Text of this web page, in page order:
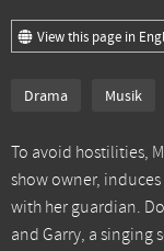
View this page in
Drama Musik
To avoid hostilities,
show owner,
with her guardian.
and Garry, a singing